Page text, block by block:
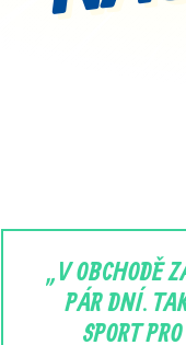
„V OBCHODĚ
PÁR DNÍ.
SPORT